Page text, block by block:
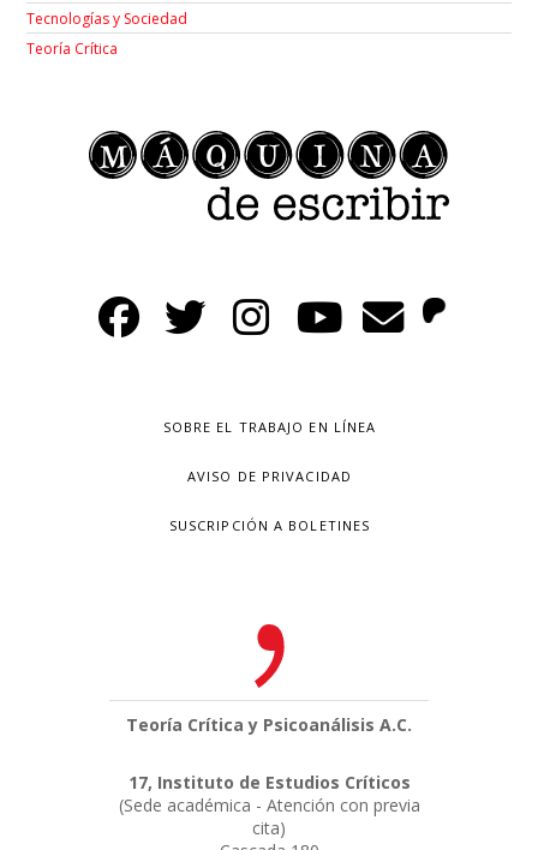
Tecnologías y Sociedad
Teoría Crítica
SOBRE EL TRABAJO EN LÍNEA
AVISO DE PRIVACIDAD
SUSCRIPCIÓN A BOLETINES
Teoría Crítica y Psicoanálisis A.C.
17, Instituto de Estudios Críticos
(Sede académica - Atención con previa
cita)